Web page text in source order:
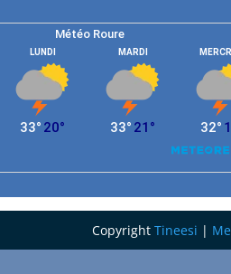
Copyright Tineesi |